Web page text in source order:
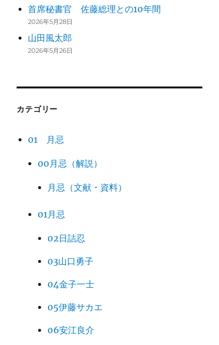
ACROSS THE INDIAN OCEAN: COCOS
“You have seen people of all sorts. M
12
PY LAND 207
es?”
AY:
CAPE TOWN TO NEW YORK CITY 225
ogress, who cares?”
EVERY KIND OF CRUISING: NEW YOR
BY THE CORKSCREW ROUTE 247
lieves.”
GALAPAGOS: HOME OF THE LAST PI
“Those delicate souls whose coffee m
首席秘書官 佐藤総理との10年間
2026年5月28日
山田風太郎
2026年5月26日
カテゴリー
01 月忌
00月忌（解説）
月忌（文献・資料）
01月忌
02日詰忍
03山口勇子
04金子一士
05伊藤サカエ
06安江良介